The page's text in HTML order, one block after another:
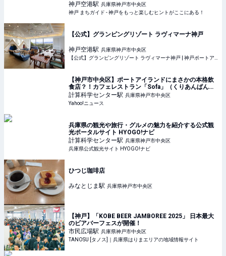
神戸空港駅 兵庫県神戸市中央区
神戸 まちガイド - 神戸をもっと楽しむヒントがここにある！
【公式】グランピングリゾート ラヴィマーナ神戸
神戸空港駅 兵庫県神戸市中央区
【神戸市中央区】ポートアイランドにまさかの本格飲
食店？！カフェレストラン「Sofa」（くりあんぱん）
- エキスパート - Yahoo!ニュース
計算科学センター駅 兵庫県神戸市中央区
Yahoo!ニュース
兵庫県の観光や旅行・グルメの魅力を紹介する公式観
光ポータルサイト HYOGO!ナビ
計算科学センター駅 兵庫県神戸市中央区
兵庫県公式観光サイト HYOGO!ナビ
ひつじ珈琲店
みなとじま駅 兵庫県神戸市中央区
【神戸】「KOBE BEER JAMBOREE 2025」 日本最大
のビアバーフェスが開催！
市民広場駅 兵庫県神戸市中央区
TANOSU [タノス]｜兵庫県はりまエリアの地域情報サイト